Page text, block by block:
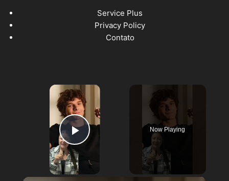
Service Plus
Privacy Policy
Contato
×
Play Video
Now Playing